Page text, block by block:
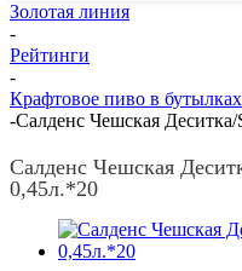
Золотая линия
-
Рейтинги
-
Крафтовое пиво в
-Салденс Чешская
Салденс Чешская
0,45л.*20